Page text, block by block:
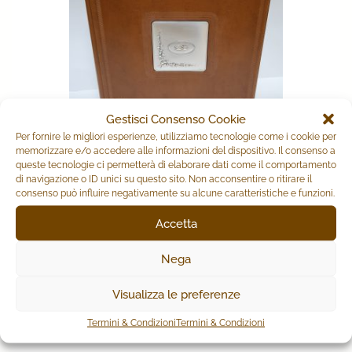
Gestisci Consenso Cookie
Per fornire le migliori esperienze, utilizziamo tecnologie come i cookie per
memorizzare e/o accedere alle informazioni del dispositivo. Il consenso a
queste tecnologie ci permetterà di elaborare dati come il comportamento
di navigazione o ID unici su questo sito. Non acconsentire o ritirare il
consenso può influire negativamente su alcune caratteristiche e funzioni.
Accetta
Nega
Visualizza le preferenze
Termini & CondizioniTermini & Condizioni
ALBUM MATRIMONIO
182,00€Il
prezzo
originale
era:
145,60€Il
attuale
AGGIUNGI AL CARRELLO
PRODOTTI CORRELATI